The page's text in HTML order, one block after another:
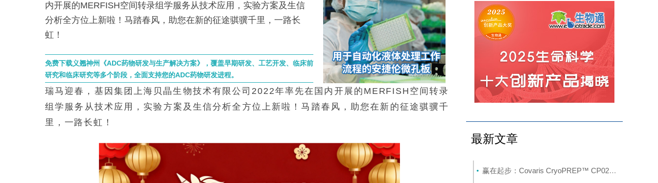
内开展的MERFISH空间转录组学服务从技术应用，实验方案及生信
分析全方位上新啦！马踏春风，助您在新的征途骐骥千里，一路长
虹！
免费下载义翘神州《ADC药物研发与生产解决方案》，覆盖早期研发、工艺开发、临床前
研究和临床研究等多个阶段，全面支持您的ADC药物研发进程。
瑞马迎春，基因集团上海贝晶生物技术有限公司2022年率先在国内开展的MERFISH空间转录
组学服务从技术应用，实验方案及生信分析全方位上新啦！马踏春风，助您在新的征途骐骥千
里，一路长虹！
最新文章
赢在起步：Covaris CryoPREP™ CP02赋能侵袭性前列腺癌多组学研究的样本制备